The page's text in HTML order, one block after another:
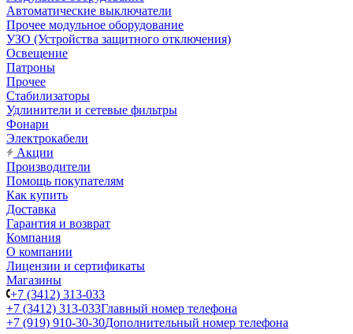
Автоматические выключатели
Прочее модульное оборудование
УЗО (Устройства защитного отключения)
Освещение
Патроны
Прочее
Стабилизаторы
Удлинители и сетевые фильтры
Фонари
Электрокабели
Акции
Производители
Помощь покупателям
Как купить
Доставка
Гарантия и возврат
Компания
О компании
Лицензии и сертификаты
Магазины
+7 (3412) 313-033
+7 (3412) 313-033Главный номер телефона
+7 (919) 910-30-30Дополнительный номер телефона